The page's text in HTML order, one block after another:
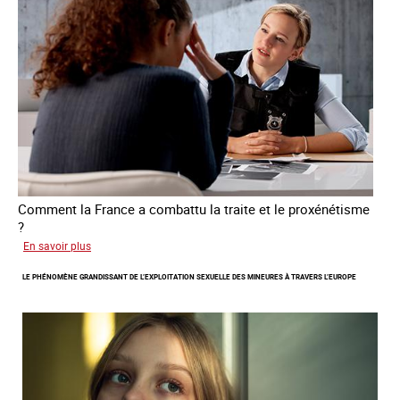
des
personnes
victimes
de
traite
Comment la France a combattu la traite et le proxénétisme
?
En savoir plus
regard
l'OCRTEH
l'exploitation
sexuelle
en
LE PHÉNOMÈNE GRANDISSANT DE L’EXPLOITATION SEXUELLE DES MINEURES À TRAVERS L’EUROPE